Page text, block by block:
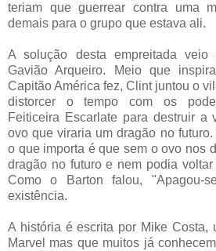
teriam que guerrear contra uma
demais para o grupo que estava ali.
A solução desta empreitada
Gavião Arqueiro. Meio que
Capitão América fez, Clint juntou o
distorcer o tempo com os
Feiticeira Escarlate para destruir a
ovo que viraria um dragão no
o que importa é que sem o ovo nos
dragão no futuro e nem podia
Como o Barton falou, "Apagou-
existência.
A história é escrita por Mike Costa,
Marvel mas que muitos já